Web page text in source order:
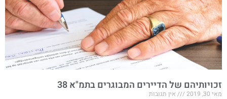
זכויותיהם של הדיירים המבוגרים בתמ"א 38
מאי 30, 2019 אין תגובות